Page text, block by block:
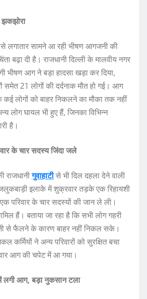
झकझोरा
से लगातार सामने आ रही भीषण आगजनी की
बढ़ा दी है। राजधानी दिल्ली के मालवीय नगर
भीषण आग ने बड़ा हादसा खड़ा कर दिया,
समेत 21 लोगों की दर्दनाक मौत हो गई। आग
लोगों को बाहर निकलने का मौका तक नहीं
लोग घायल भी हुए हैं, जिनका विभिन्न
है।
के चार सदस्य जिंदा जले
राजधानीगुवाहाटीसे भी दिल दहला देने वाली
इलाके में शुक्रवार तड़के एक रिहायशी
परिवार के चार सदस्यों की जान ले ली।
हैं। बताया जा रहा है कि सभी लोग गहरी
से फैलने के कारण बाहर नहीं निकल सके।
कर्मियों ने अन्य परिवारों को सुरक्षित बचा
आग की चपेट में आ गया।
आग, बड़ा नुकसान टला